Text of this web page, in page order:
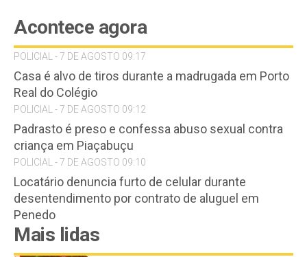
Acontece agora
POLICIAL - 7 DE AGOSTO 09:17
Casa é alvo de tiros durante a madrugada em Porto
Real do Colégio
POLICIAL - 7 DE AGOSTO 09:12
Padrasto é preso e confessa abuso sexual contra
criança em Piaçabuçu
POLICIAL - 7 DE AGOSTO 09:10
Locatário denuncia furto de celular durante
desentendimento por contrato de aluguel em
Penedo
Mais lidas